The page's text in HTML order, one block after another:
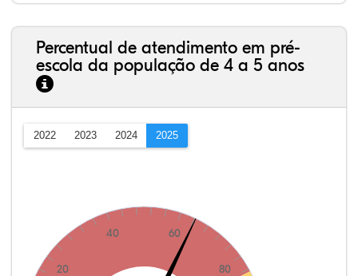
Percentual de atendimento em pré-
escola da população de 4 a 5 anos
2022 2023 2024 2025
20
40 60
80